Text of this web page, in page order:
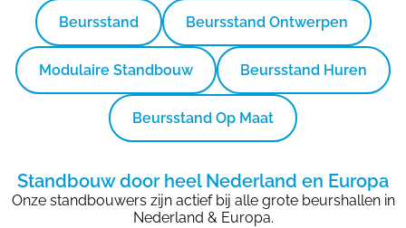
Beursstand Beursstand Ontwerpen
Modulaire Standbouw Beursstand Huren
Beursstand Op Maat
Standbouw door heel Nederland en Europa
Onze standbouwers zijn actief bij alle grote beurshallen in
Nederland & Europa.